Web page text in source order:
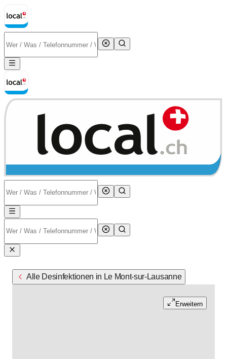
Alle Desinfektionen in Le Mont-sur-Lausanne
Erweitern